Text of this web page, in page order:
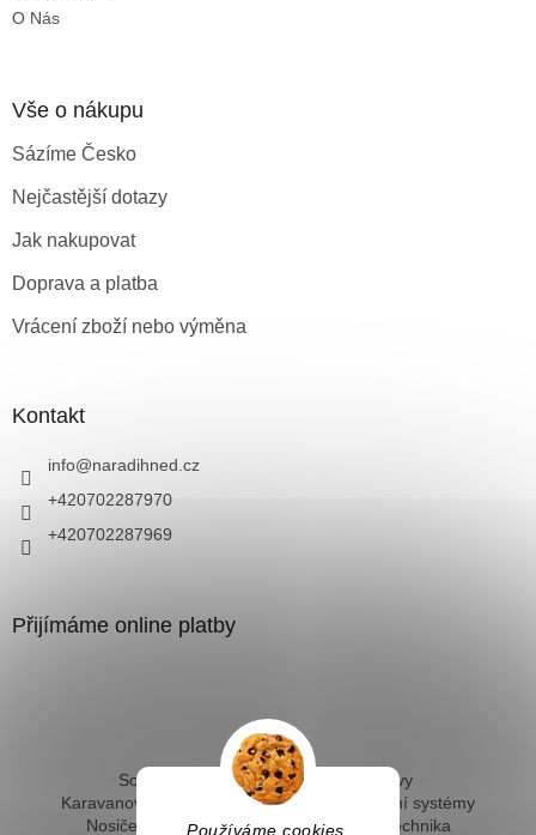
Používáme cookies,
O Nás
Vše o nákupu
Sázíme Česko
Nejčastější dotazy
Jak nakupovat
Doprava a platba
Vrácení zboží nebo výměna
Kontakt
info@naradihned.cz
+420702287970
+420702287969
Přijímáme online platby
Solární ohřev vody - kompletní sestavy
Karavanové solární systémy
Ostrovní solární systémy
Nosiče kol na tažné
Hevery a dílenská technika